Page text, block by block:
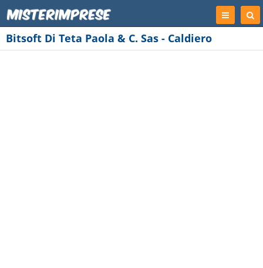
Registrati
Bitsoft Di Teta Paola & C. Sas - Caldiero